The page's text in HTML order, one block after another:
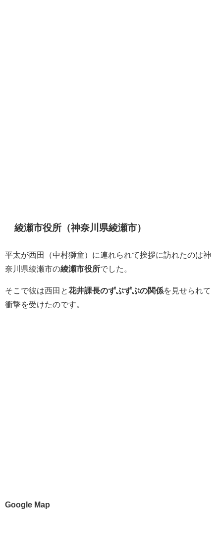
綾瀬市役所（神奈川県綾瀬市）
平太が西田（中村獅童）に連れられて挨拶に訪れたのは神
奈川県綾瀬市の綾瀬市役所でした。
そこで彼は西田と花井課長のずぶずぶの関係を見せられて
衝撃を受けたのです。
Google Map